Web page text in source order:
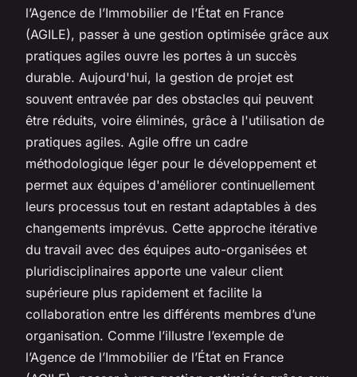
l’Agence de l’Immobilier de l’État en France
(AGILE), passer à une gestion optimisée grâce aux
pratiques agiles ouvre les portes à un succès
durable. Aujourd'hui, la gestion de projet est
souvent entravée par des obstacles qui peuvent
être réduits, voire éliminés, grâce à l'utilisation de
pratiques agiles. Agile offre un cadre
méthodologique léger pour le développement et
permet aux équipes d'améliorer continuellement
leurs processus tout en restant adaptables à des
changements imprévus. Cette approche itérative
du travail avec des équipes auto-organisées et
pluridisciplinaires apporte une valeur client
supérieure plus rapidement et facilite la
collaboration entre les différents membres d’une
organisation. Comme l’illustre l’exemple de
l’Agence de l’Immobilier de l’État en France